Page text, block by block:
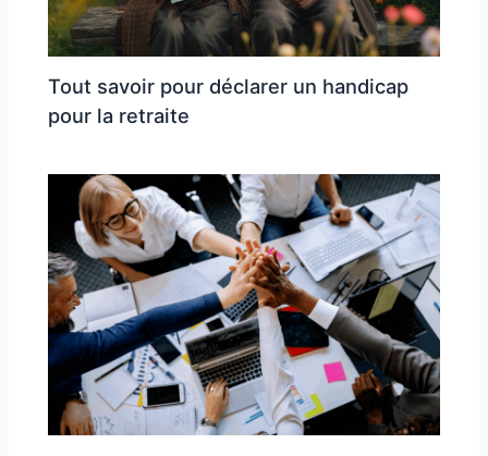
Tout savoir pour déclarer un handicap
pour la retraite